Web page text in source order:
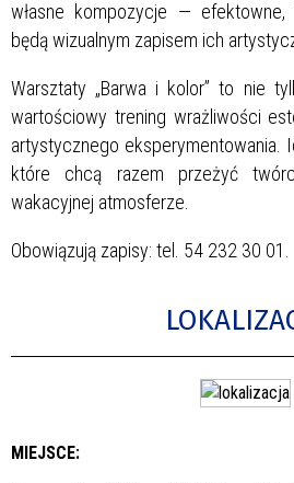
własne kompozycje —
będą wizualnym zapisem ich
Warsztaty „Barwa i kolor” to nie
wartościowy trening wrażliwości
artystycznego eksperymentowania.
które chcą razem przeżyć
wakacyjnej atmosferze.
Obowiązują zapisy: tel. 54 232 30 01.
MIEJSCE: